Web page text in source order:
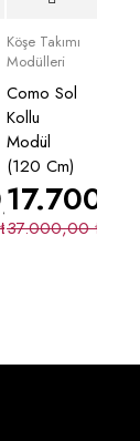
₺
₺
Köşe Takımı
Modülleri
Como Sol
Kollu
Modül
(120 Cm)
37.000,00₺
17.700,00